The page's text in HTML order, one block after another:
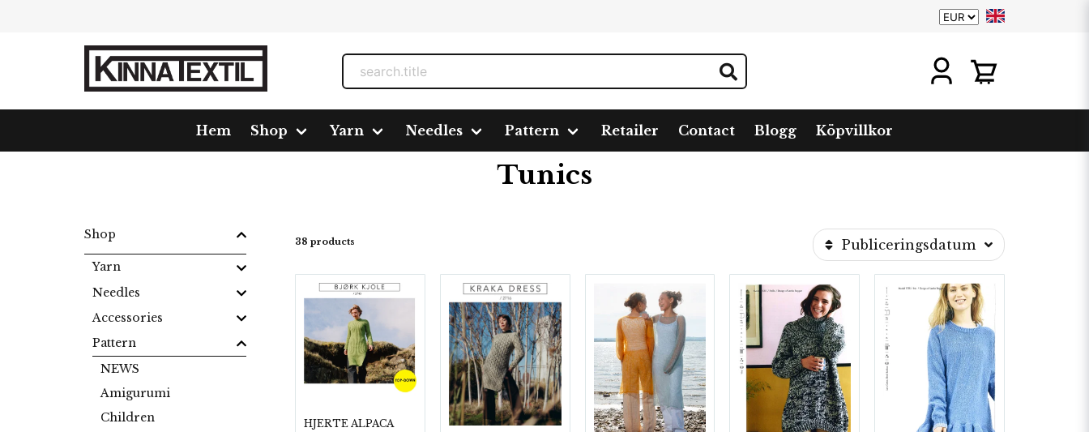
Hem Shop Yarn Needles Pattern Retailer Contact Blogg Köpvillkor
Pattern Tunics
Tunics
Shop
Yarn
Needles
Accessories
Pattern
NEWS
Amigurumi
Children
38 products Publiceringsdatum
HJERTE ALPACA